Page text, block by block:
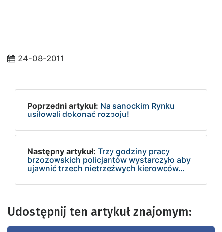
24-08-2011
Poprzedni artykuł: Na sanockim Rynku
usiłowali dokonać rozboju!
Następny artykuł: Trzy godziny pracy
brzozowskich policjantów wystarczyło aby
ujawnić trzech nietrzeźwych kierowców…
Udostępnij ten artykuł znajomym: